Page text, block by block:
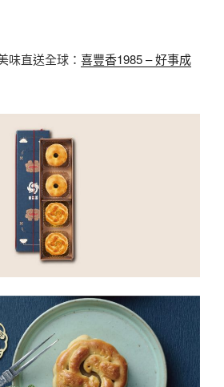
味直送全球： 喜豐香1985 – 好事成